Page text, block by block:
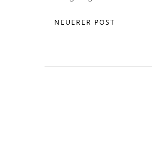
NEUERER POST